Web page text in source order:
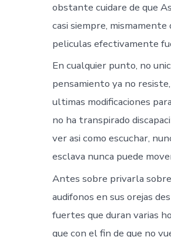
obstante cuidare de que
casi siempre,
peliculas efectivamente
En cualquier punto, no
pensamiento ya no
ultimas modificaciones
no ha transpirado
ver asi­ como escuchar,
esclava nunca puede
Antes sobre privarla
audifonos en sus orejas
fuertes que duran varias
que con el fin de que no